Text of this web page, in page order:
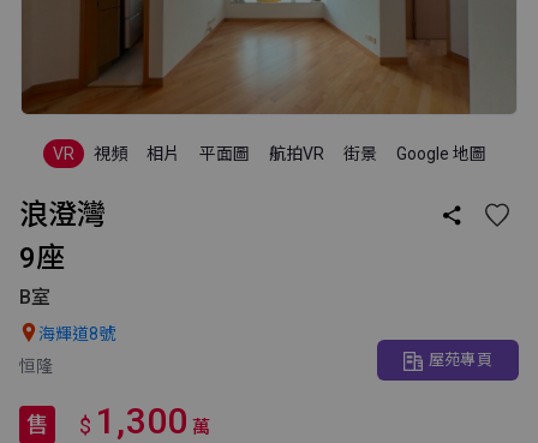
VR 視頻 相片 平面圖 航拍VR 街景 Google 地圖
浪澄灣 
9座
B室
 海輝道8號
恒隆
屋苑專頁
售 $ 1,300 萬